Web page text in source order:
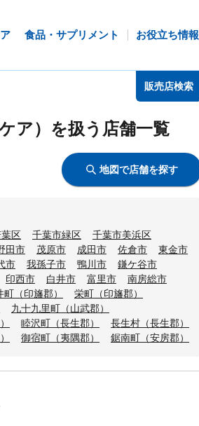
食品・サプリメント お役立ち情報
販売店検索
）を扱う店舗一覧
地図で店舗を探す
区 千葉市緑区
千葉市美浜区
田市 茂原市 成田市 佐倉市
東金市
市 我孫子市 鴨川市
鎌ケ谷市
印西市 白井市 富里市
南房総市
町（印旛郡）
栄町（印旛郡）
九十九里町（山武郡）
睦沢町（長生郡）
長生村（長生郡）
御宿町（夷隅郡） 鋸南町（安房郡）